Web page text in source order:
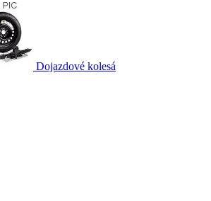
Dojazdové kolesá